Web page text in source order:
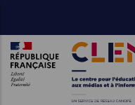
contenu
principal
Images Images